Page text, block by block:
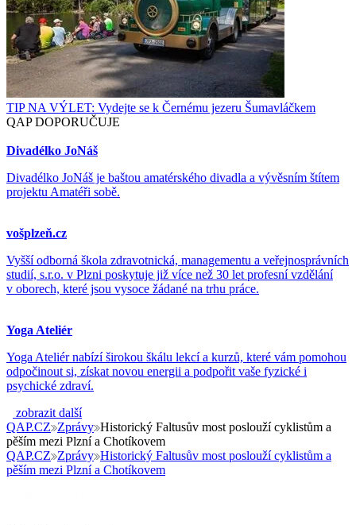
TIP NA VÝLET: Vydejte se k Černému jezeru Šumavláčkem
QAP DOPORUČUJE
Divadélko JoNáš
Divadélko JoNáš je baštou amatérského divadla a vývěsním štítem
projektu Amatéři sobě.
vošplzeň.cz
Vyšší odborná škola zdravotnická, managementu a veřejnosprávních
studií, s.r.o. v Plzni poskytuje již více než 30 let profesní vzdělání
v oborech, které jsou vysoce žádané na trhu práce.
Yoga Ateliér
Yoga Ateliér nabízí širokou škálu lekcí a kurzů, které vám pomohou
odpočinout si, získat novou energii a podpořit vaše fyzické i
psychické zdraví.
zobrazit další
QAP.CZ Zprávy Historický Faltusův most poslouží cyklistům a
pěším mezi Plzní a Chotíkovem
QAP.CZ Zprávy Historický Faltusův most poslouží cyklistům a
pěším mezi Plzní a Chotíkovem